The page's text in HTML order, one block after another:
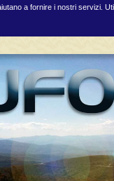
a fornire i nostri servizi.